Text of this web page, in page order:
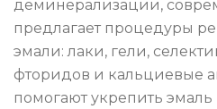
деминерализации,
предлагает процедуры
эмали: лаки, гели,
фторидов и кальциевые
помогают укрепить эмаль